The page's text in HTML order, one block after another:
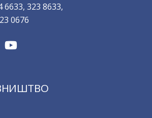
6633, 323 8633,
0676